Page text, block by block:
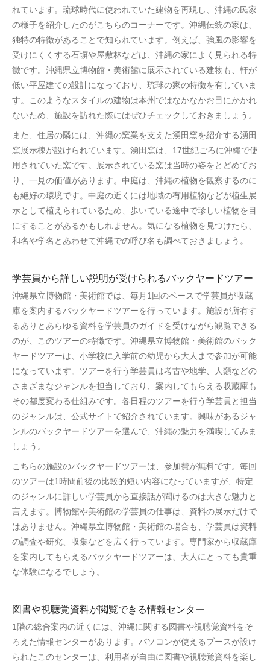
れています。琉球時代に使われていた建物を再現し、沖縄の民家
の様子を紹介したのがこちらのコーナーです。沖縄伝統の家は、
独特の特徴があることで知られています。例えば、強風の影響を
受けにくくする石塀や屋敷林などは、沖縄の家によく見られる特
徴です。沖縄県立博物館・美術館に展示されている建物も、軒が
低い平屋建ての設計になっており、琉球の家の特徴を有していま
す。このようなスタイルの建物は本州ではなかなかお目にかかれ
ないため、施設を訪れた際にはぜひチェックしておきましょう。
また、住居の隣には、沖縄の窯業を支えた湧田窯を紹介する湧田
窯展示棟が設けられています。湧田窯は、17世紀ごろに沖縄で使
用されていた窯です。展示されている窯は当時の姿をとどめてお
り、一見の価値があります。中庭は、沖縄の植物を観察するのに
も絶好の環境です。中庭の近くには地域の有用植物などが植生展
示として植えられているため、歩いている途中で珍しい植物を目
にすることがあるかもしれません。気になる植物を見つけたら、
和名や学名とあわせて沖縄での呼び名も調べておきましょう。
学芸員から詳しい説明が受けられるバックヤードツアー
沖縄県立博物館・美術館では、毎月1回のペースで学芸員が収蔵
庫を案内するバックヤードツアーを行っています。施設が所有す
るありとあらゆる資料を学芸員のガイドを受けながら観覧できる
のが、このツアーの特徴です。沖縄県立博物館・美術館のバック
ヤードツアーは、小学校に入学前の幼児から大人まで参加が可能
になっています。ツアーを行う学芸員は考古や地学、人類などの
さまざまなジャンルを担当しており、案内してもらえる収蔵庫も
その都度変わる仕組みです。各日程のツアーを行う学芸員と担当
のジャンルは、公式サイトで紹介されています。興味があるジャ
ンルのバックヤードツアーを選んで、沖縄の魅力を満喫してみま
しょう。
こちらの施設のバックヤードツアーは、参加費が無料です。毎回
のツアーは1時間前後の比較的短い内容になっていますが、特定
のジャンルに詳しい学芸員から直接話が聞けるのは大きな魅力と
言えます。博物館や美術館の学芸員の仕事は、資料の展示だけで
はありません。沖縄県立博物館・美術館の場合も、学芸員は資料
の調査や研究、収集などを広く行っています。専門家から収蔵庫
を案内してもらえるバックヤードツアーは、大人にとっても貴重
な体験になるでしょう。
図書や視聴覚資料が閲覧できる情報センター
1階の総合案内の近くには、沖縄に関する図書や視聴覚資料をそ
ろえた情報センターがあります。パソコンが使えるブースが設け
られたこのセンターは、利用者が自由に図書や視聴覚資料を楽し